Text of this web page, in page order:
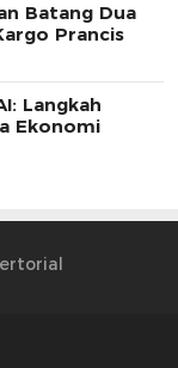
Batang Dua
Prancis
Langkah
Ekonomi